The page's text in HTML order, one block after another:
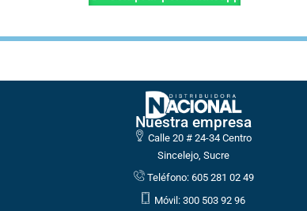
Nuestra empresa
Calle 20 # 24-34 Centro
Sincelejo, Sucre
Teléfono: 605 281 02 49
Móvil: 300 503 92 96